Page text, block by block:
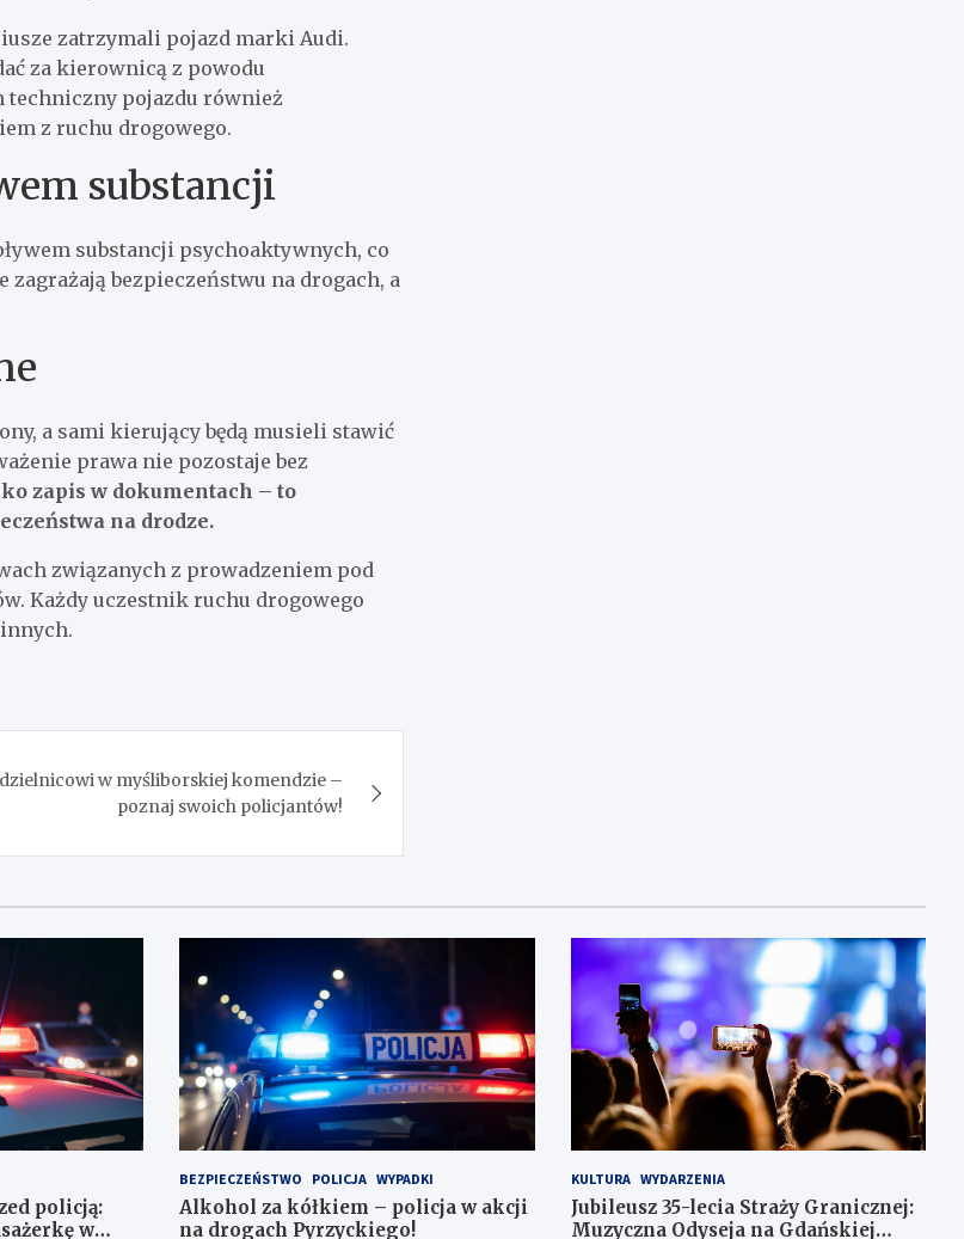
zatrzymali pojazd marki Audi.
za kierownicą z powodu
techniczny pojazdu również
z ruchu drogowego.
substancji
substancji psychoaktywnych, co
bezpieczeństwu na drogach, a
a sami kierujący będą musieli stawić
prawa nie pozostaje bez
zapis w dokumentach – to
na drodze.
związanych z prowadzeniem pod
Każdy uczestnik ruchu drogowego
w myśliborskiej komendzie –
poznaj swoich policjantów!
policją:
w
BEZPIECZEŃSTWO POLICJA WYPADKI
Alkohol za kółkiem – policja w akcji
na drogach Pyrzyckiego!
KULTURA WYDARZENIA
Jubileusz 35-lecia Straży Granicznej:
Muzyczna Odyseja na Gdańskiej